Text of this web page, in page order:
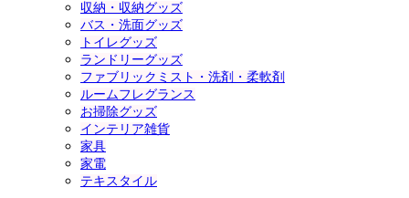
収納・収納グッズ
バス・洗面グッズ
トイレグッズ
ランドリーグッズ
ファブリックミスト・洗剤・柔軟剤
ルームフレグランス
お掃除グッズ
インテリア雑貨
家具
家電
テキスタイル